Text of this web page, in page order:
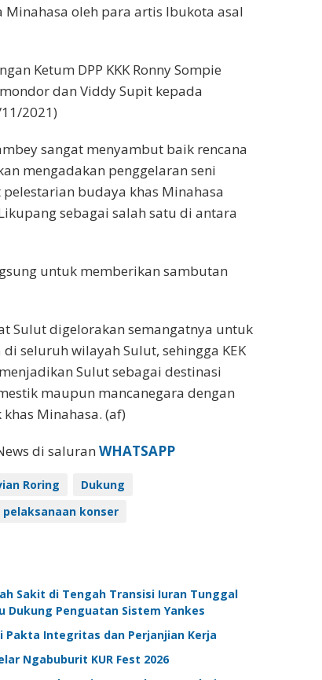
oleh para artis Ibukota asal
Ketum DPP KKK Ronny Sompie
dan Viddy Supit kepada
2021)
sangat menyambut baik rencana
mengadakan penggelaran seni
budaya khas Minahasa
sebagai salah satu di antara
untuk memberikan sambutan
Sulut digelorakan semangatnya untuk
seluruh wilayah Sulut, sehingga KEK
Sulut sebagai destinasi
maupun mancanegara dengan
Minahasa. (af)
di saluran WHATSAPP
Roring
Dukung
pelaksanaan konser
Sakit di Tengah Transisi Iuran Tunggal
Dukung Penguatan Sistem Yankes
Pakta Integritas dan Perjanjian Kerja
Ngabuburit KUR Fest 2026